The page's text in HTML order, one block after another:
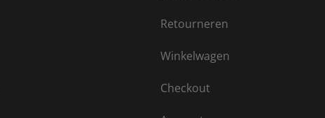
Retourneren
Winkelwagen
Checkout